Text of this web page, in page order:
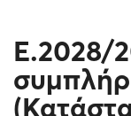
Ε.2028/